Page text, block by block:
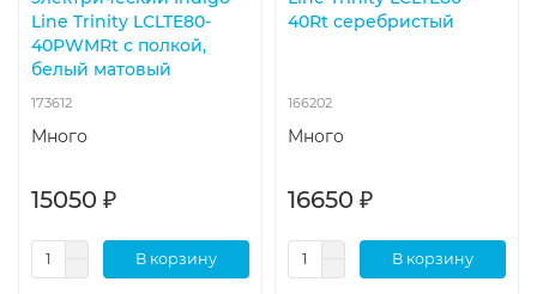
Line Trinity LСLTE80-
40PWMRt с полкой,
белый матовый
173612
Много
15050 ₽
В корзину
40Rt серебристый
166202
Много
16650 ₽
В корзину